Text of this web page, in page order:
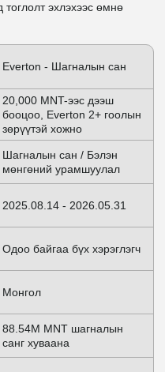
тоглолт эхлэхээс өмнө
Everton - Шагналын сан
20,000 MNT-ээс дээш
бооцоо, Everton 2+ гоолын
зөрүүтэй хожно
Шагналын сан / Бэлэн
мөнгөний урамшуулал
2025.08.14 - 2026.05.31
Одоо байгаа бүх хэрэглэгч
Монгол
88.54M MNT шагналын
санг хуваана